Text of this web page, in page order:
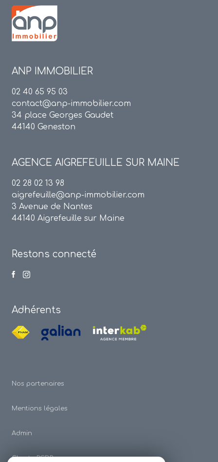
ANP IMMOBILIER
02 40 65 95 03
contact@anp-immobilier.com
34 place Georges Gaudet
44140 Geneston
AGENCE AIGREFEUILLE SUR MAINE
02 28 02 13 98
aigrefeuille@anp-immobilier.com
3 Avenue de Nantes
44140 Aigrefeuille sur Maine
Restons connecté
Adhérents
Nos partenaires
Mentions légales
Admin
Charte RGDP